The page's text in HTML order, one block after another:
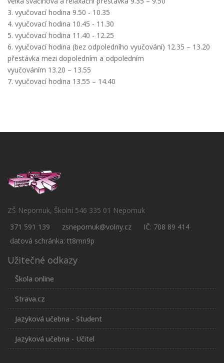
3. vyučovací hodina 9.50 - 10.35
4. vyučovací hodina 10.45 - 11.30
5. vyučovací hodina 11.40 - 12.25
6. vyučovací hodina (bez odpoledního vyučování) 12.35 – 13.20
přestávka mezi dopoledním a odpoledním
vyučováním 13.20 – 13.55
7. vyučovací hodina 13.55 – 14.40
ZŠ Nepomuk, Školní 546 335 01 Nepomuk
371 591 139
zsnepomuk@volny.cz
IČ: 708 89 414
datová schránka: tt8mn9p
Užitečné odkazy
Škola online
Strava.cz
Jazyková učebna - Student
Jazyková učebna - Učitel